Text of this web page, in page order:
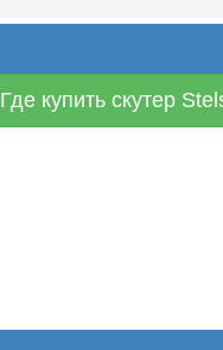
Где купить скутер